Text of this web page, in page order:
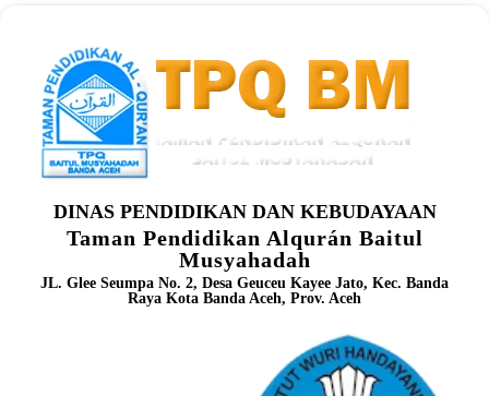
DINAS PENDIDIKAN DAN KEBUDAYAAN
Taman Pendidikan Alqurán Baitul
Musyahadah
JL. Glee Seumpa No. 2, Desa Geuceu Kayee Jato, Kec. Banda
Raya Kota Banda Aceh, Prov. Aceh